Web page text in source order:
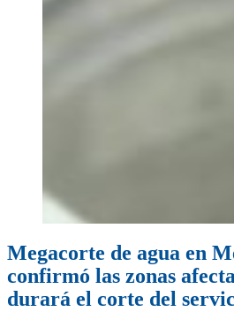
Megacorte de agua en
confirmó las zonas
durará el corte del